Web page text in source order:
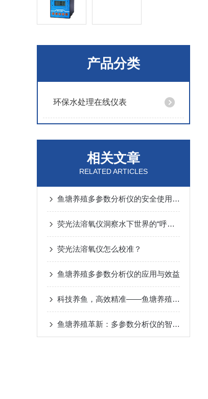
产品分类
环保水处理在线仪表
相关文章
RELATED ARTICLES
鱼塘养殖多参数分析仪的安全使用秘籍
荧光法溶氧仪洞察水下世界的“呼吸”奥秘
荧光法溶氧仪怎么校准？
鱼塘养殖多参数分析仪的应用与效益
科技养鱼，高效精准——鱼塘养殖多参数分析仪
鱼塘养殖革新：多参数分析仪的智能化之路